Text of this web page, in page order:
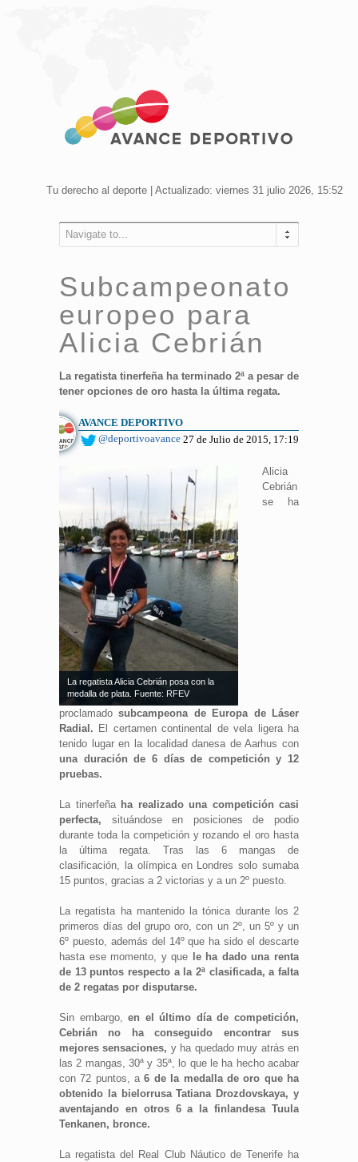
Tu derecho al deporte | Actualizado: viernes 31 julio 2026, 15:52
Navigate to...
Subcampeonato
europeo para
Alicia Cebrián
La regatista tinerfeña ha terminado 2ª a pesar de
tener opciones de oro hasta la última regata.
AVANCE DEPORTIVO
@deportivoavance 27 de Julio de 2015, 17:19
La regatista Alicia Cebrián posa con la
medalla de plata. Fuente: RFEV
Alicia
Cebrián
se ha
proclamadosubcampeona de Europa de Láser
Radial. El certamen continental de vela ligera ha
tenido lugar en la localidad danesa de Aarhus con
una duración de 6 días de competición y 12
pruebas.
La tinerfeña ha realizado una competición casi
perfecta, situándose en posiciones de podio
durante toda la competición y rozando el oro hasta
la última regata. Tras las 6 mangas de
clasificación, la olímpica en Londres solo sumaba
15 puntos, gracias a 2 victorias y a un 2º puesto.
La regatista ha mantenido la tónica durante los 2
primeros días del grupo oro, con un 2º, un 5º y un
6º puesto, además del 14º que ha sido el descarte
hasta ese momento, y que
le ha dado una renta
de 13 puntos respecto a la 2ª clasificada, a falta
de 2 regatas por disputarse.
Sin embargo,en el último día de competición,
Cebrián no ha conseguido encontrar sus
mejores sensaciones, y ha quedado muy atrás en
las 2 mangas, 30ª y 35ª, lo que le ha hecho acabar
con 72 puntos, a6 de la medalla de oro que ha
obtenido la bielorrusa Tatiana Drozdovskaya, y
aventajando en otros 6 a la finlandesa Tuula
Tenkanen, bronce.
La regatista del Real Club Náutico de Tenerife ha